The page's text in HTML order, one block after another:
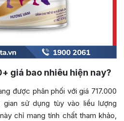
giá bao nhiêu hiện nay?
được phân phối với giá 717.000
sử dụng tùy vào liều lượng
chỉ mang tính chất tham khảo,